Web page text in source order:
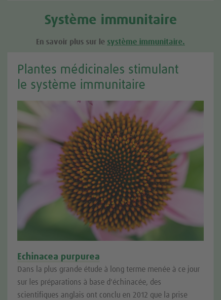
Système immunitaire
En savoir plus sur le système immunitaire.
Plantes médicinales stimulant
le système immunitaire
Echinacea purpurea
Dans la plus grande étude à long terme menée à ce jour
sur les préparations à base d'échinacée, des
scientifiques anglais ont conclu en 2012 que la prise